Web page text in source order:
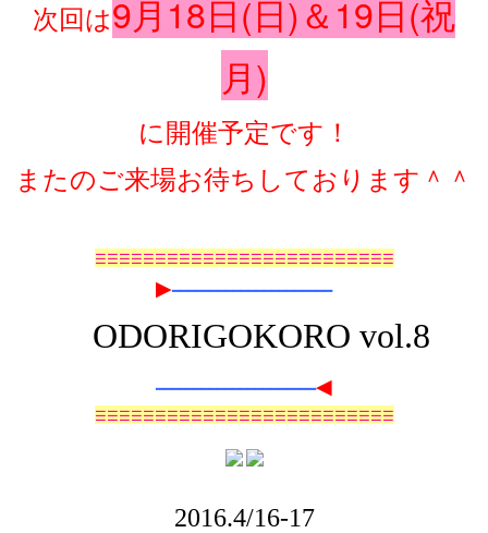
次回は9月18日(日)＆19日(祝
月)
に開催予定です！
またのご来場お待ちしております＾＾
☰☰☰☰☰☰☰☰☰☰☰☰☰☰☰☰☰☰☰☰☰☰☰☰☰
▶━━━━━━━━━━━━━━━━━━━━━
ODORIGOKORO vol.8
━━━━━━━━━━━━━━━━━━━━━◀
☰☰☰☰☰☰☰☰☰☰☰☰☰☰☰☰☰☰☰☰☰☰☰☰☰
2016.4/16-17